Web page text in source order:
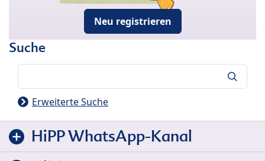
Neu registrieren
Suche
Erweiterte Suche
HiPP WhatsApp-Kanal